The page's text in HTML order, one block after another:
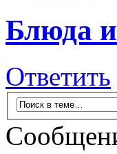
Блюда
Ответить